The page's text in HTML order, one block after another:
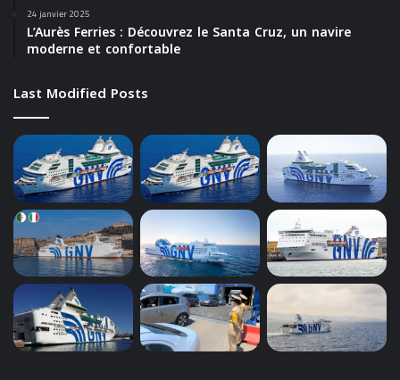
24 janvier 2025
L’Aurès Ferries : Découvrez le Santa Cruz, un navire
moderne et confortable
Last Modified Posts